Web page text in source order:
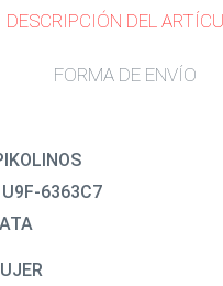
DESCRIPCIÓN DEL
FORMA DE ENVÍO
U9F-6363C7